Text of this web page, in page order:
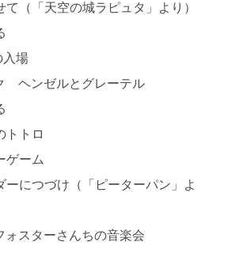
（「天空の城ラピュタ」より）
場
ヘンゼルとグレーテル
トロ
ーム
につづけ（「ピーターパン」よ
スターさんちの音楽会